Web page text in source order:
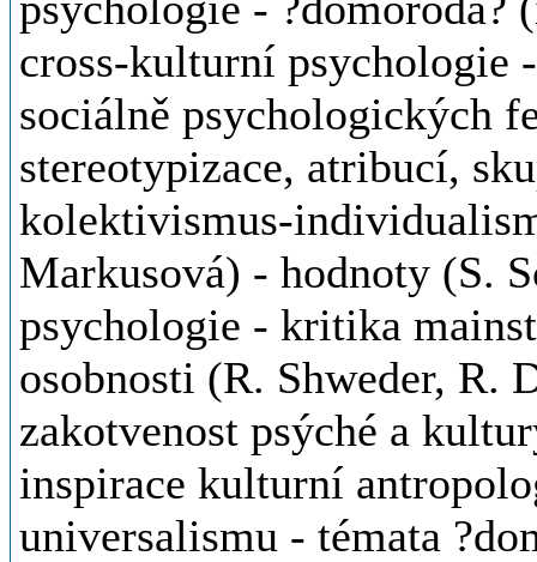
cross-kulturní psychologie
sociálně psychologických
stereotypizace, atribucí,
kolektivismus-
Markusová) - hodnoty (S.
psychologie - kritika
osobnosti (R. Shweder, R.
zakotvenost psýché a
inspirace kulturní
universalismu - témata